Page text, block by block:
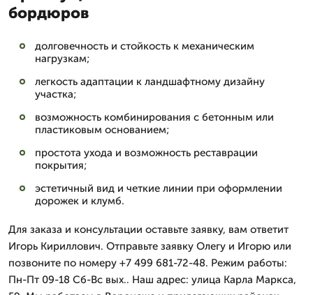
бордюров
долговечность и стойкость к механическим
нагрузкам;
легкость адаптации к ландшафтному дизайну
участка;
возможность комбинирования с бетонным или
пластиковым основанием;
простота ухода и возможность реставрации
покрытия;
эстетичный вид и четкие линии при оформлении
дорожек и клумб.
Для заказа и консультации оставьте заявку, вам ответит
Игорь Кириллович. Отправьте заявку Олегу и Игорю или
позвоните по номеру +7 499 681-72-48. Режим работы:
Пн-Пт 09-18 Сб-Вс вых.. Наш адрес: улица Карла Маркса,